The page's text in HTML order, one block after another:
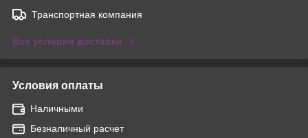
Транспортная компания
Все условия доставки
Условия оплаты
Наличными
Безналичный расчет